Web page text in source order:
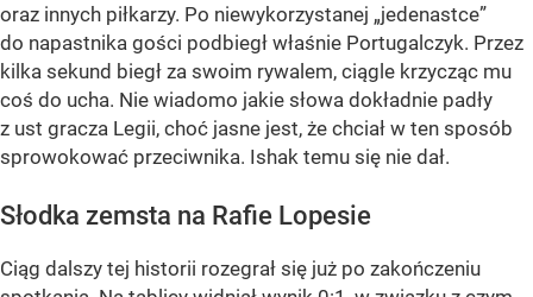
oraz innych piłkarzy. Po niewykorzystanej „jedenastce”
do napastnika gości podbiegł właśnie Portugalczyk. Przez
kilka sekund biegł za swoim rywalem, ciągle krzycząc mu
coś do ucha. Nie wiadomo jakie słowa dokładnie padły
z ust gracza Legii, choć jasne jest, że chciał w ten sposób
sprowokować przeciwnika. Ishak temu się nie dał.
Słodka zemsta na Rafie Lopesie
Ciąg dalszy tej historii rozegrał się już po zakończeniu